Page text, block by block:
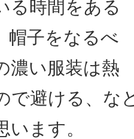
る時間をある
帽子をなるべ
濃い服装は熱
で避ける、な
ます。